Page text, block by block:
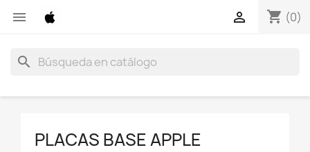
 shopping_cart (0)

search
PLACAS BASE APPLE